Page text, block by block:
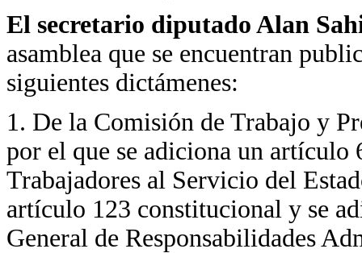
El secretario diputado Alan
asamblea que se encuentran
siguientes dictámenes:
1. De la Comisión de Trabajo y
por el que se adiciona un artículo
Trabajadores al Servicio del
artículo 123 constitucional y se
General de Responsabilidades